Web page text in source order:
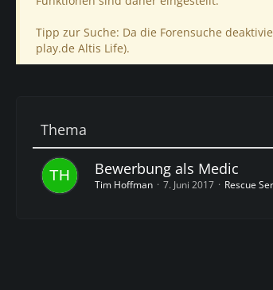
Tipp zur Suche: Da die Forensuche
play.de Altis Life).
Thema
Bewerbung als Medic
Tim Hoffman 7. Juni 2017 Rescue